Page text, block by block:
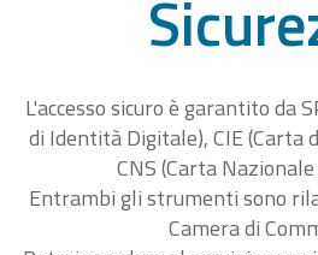
L'accesso sicuro è garantito da
di Identità Digitale), CIE (Carta
CNS (Carta
Entrambi gli strumenti sono
Camera di